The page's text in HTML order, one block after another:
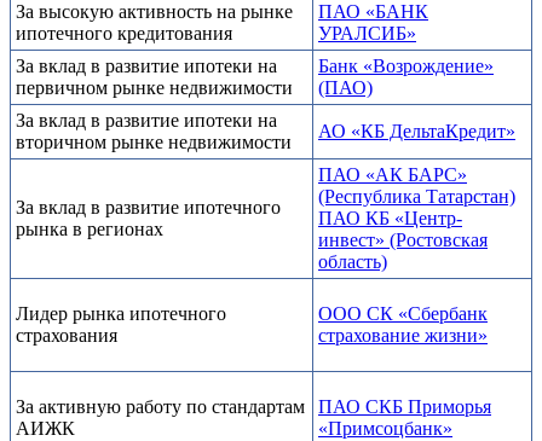
За высокую активность на рынке
ипотечного кредитования
ПАО «БАНК
УРАЛСИБ»
За вклад в развитие ипотеки на
первичном рынке недвижимости
Банк «Возрождение»
(ПАО)
За вклад в развитие ипотеки на
вторичном рынке недвижимости
АО «КБ ДельтаКредит»
За вклад в развитие ипотечного
рынка в регионах
ПАО «АК БАРС»
(Республика Татарстан)
ПАО КБ «Центр-
инвест» (Ростовская
область)
Лидер рынка ипотечного
страхования
ООО СК «Сбербанк
страхование жизни»
За активную работу по стандартам
АИЖК
ПАО СКБ Приморья
«Примсоцбанк»